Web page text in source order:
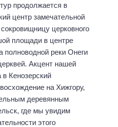
продолжается в
центр замечательной
церковного
площади в центре
полноводной реки Онеги
Акцент нашей
Кенозерский
на Хижгору,
деревянным
где мы увидим
этого